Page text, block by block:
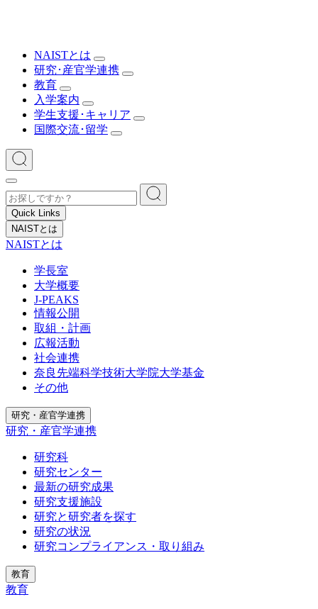
NAISTとは
研究･産官学連携
教育
入学案内
学生支援･キャリア
国際交流･留学
Quick Links
NAISTとは
NAISTとは
学長室
大学概要
J-PEAKS
情報公開
取組・計画
広報活動
社会連携
奈良先端科学技術大学院大学基金
その他
研究・産官学連携
研究・産官学連携
研究科
研究センター
最新の研究成果
研究支援施設
研究と研究者を探す
研究の状況
研究コンプライアンス・取り組み
教育
教育